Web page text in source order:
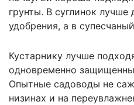
грунты. В суглинок
удобрения, а в
Кустарнику лучше
одновременно
Опытные садоводы не
низинах и на